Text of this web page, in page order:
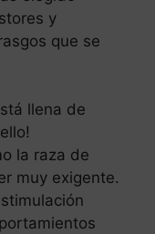
y
que se
llena de
la raza de
muy exigente.